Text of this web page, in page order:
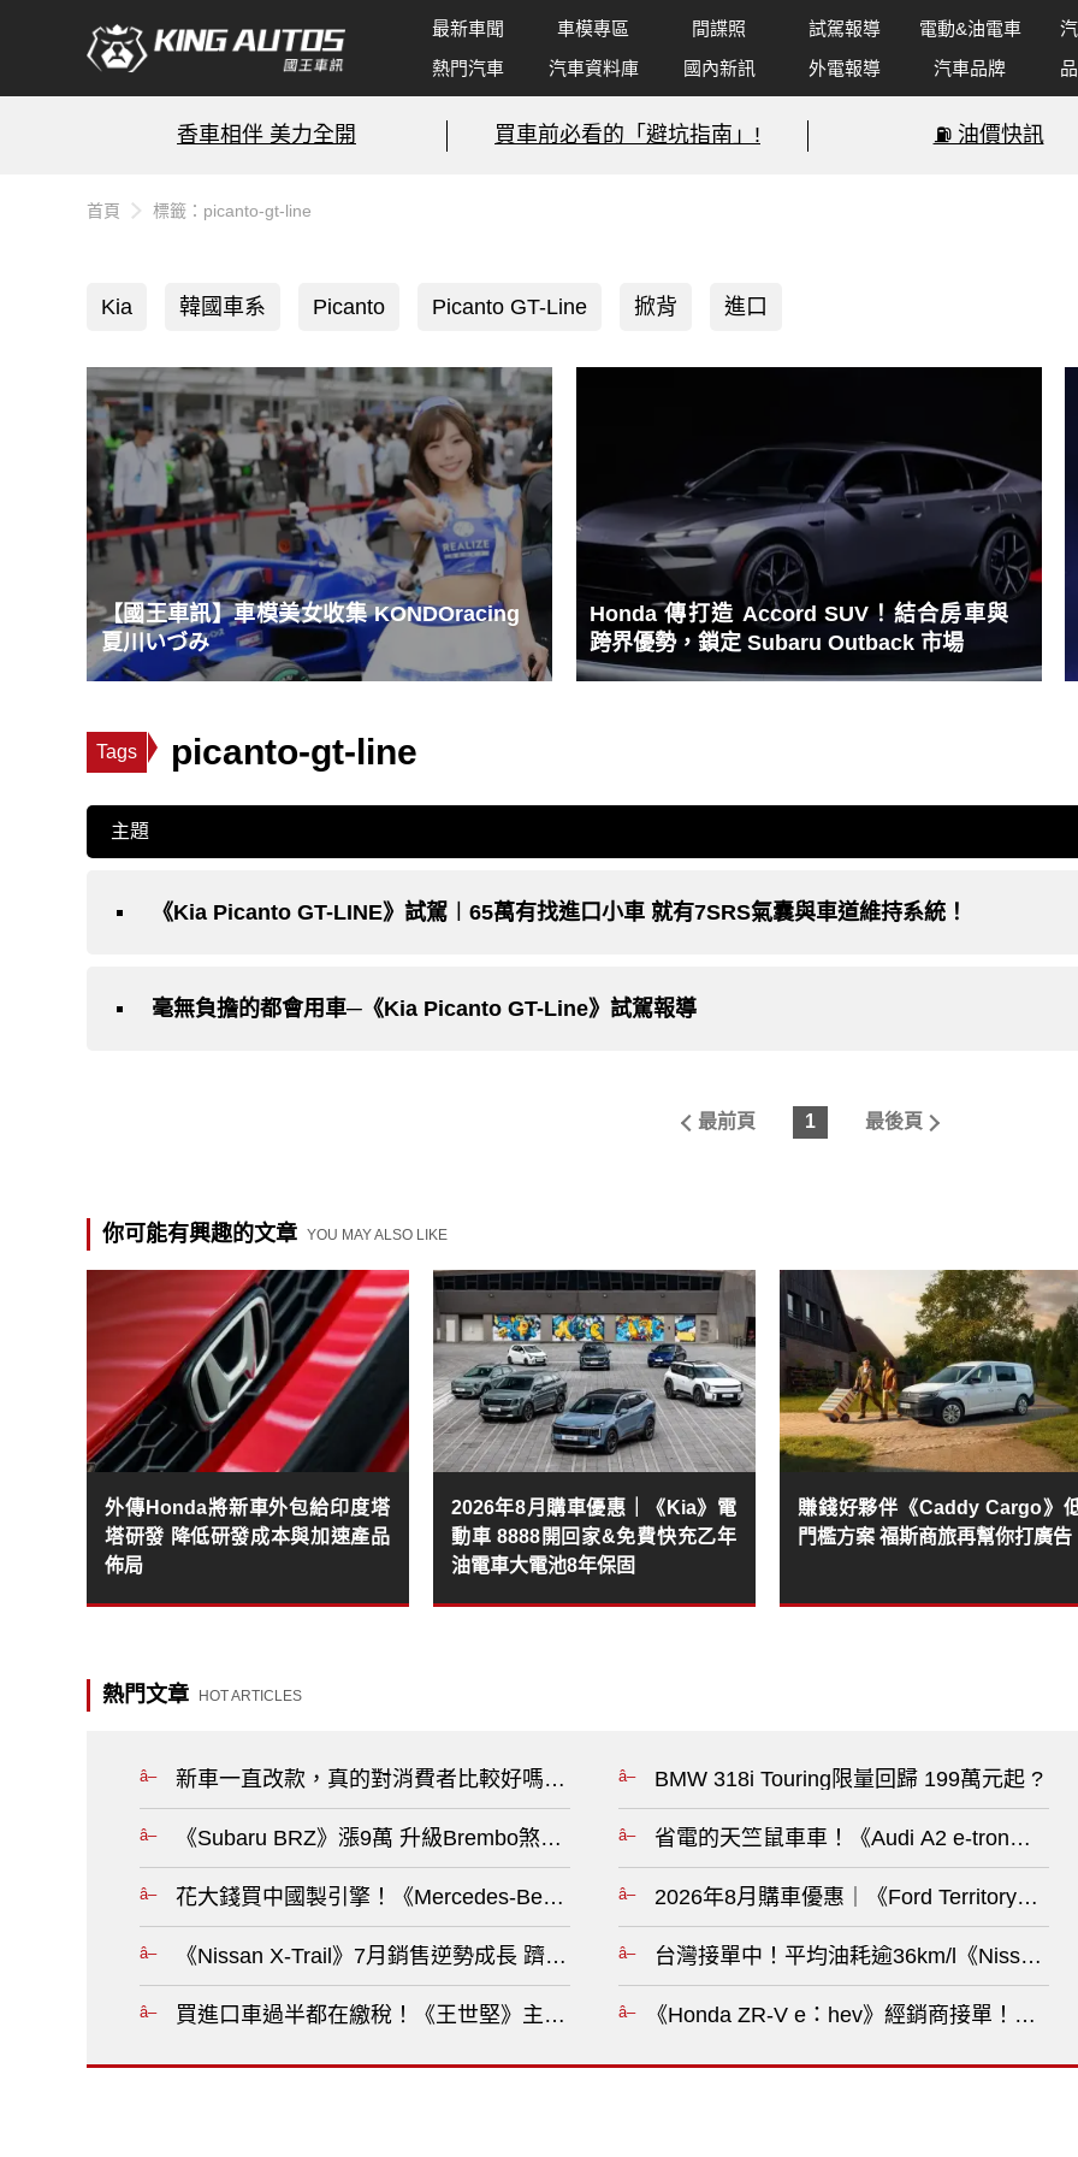
最新車聞 車模專區 間諜照 試駕報導 電動&油電車
熱門汽車
汽車資料庫 國內新訊 外電報導 汽車品牌
香車相伴 美力全開 買車前必看的「避坑指南」! ⛽️ 油價快訊
首頁 標籤：picanto-gt-line
Kia 韓國車系 Picanto Picanto GT-Line 掀背 進口
【國王車訊】車模美女收集 KONDOracing
夏川いづみ
Honda 傳打造 Accord SUV！結合房車與
跨界優勢，鎖定 Subaru Outback 市場
Tags picanto-gt-line
主題
《Kia Picanto GT-LINE》試駕︱65萬有找進口小車 就有7SRS氣囊與車道維持系統！
毫無負擔的都會用車─《Kia Picanto GT-Line》試駕報導
最前頁 1 最後頁
你可能有興趣的文章 YOU MAY ALSO LIKE
外傳Honda將新車外包給印度塔
塔研發 降低研發成本與加速產品
佈局
2026年8月購車優惠｜《Kia》電
動車 8888開回家&免費快充乙年
油電車大電池8年保固
賺錢好夥伴《Caddy Cargo》
門檻方案 福斯商旅再幫你打廣告
熱門文章 HOT ARTICLES
新車一直改款，真的對消費者比較好嗎？?
《Subaru BRZ》漲9萬 升級Brembo煞車《Outback》降13萬《Forester Hybrid》升級5年保固?
花大錢買中國製引擎！《Mercedes-Benz》德國光環消失中?
《Nissan X-Trail》7月銷售逆勢成長 躋身同級前3名 本月優惠價89.9萬元起 ?
買進口車過半都在繳稅！《王世堅》主張調降汽車關稅 給人民合理車價?
BMW 318i Touring限量回歸 199萬元起 ?
省電的天竺鼠車車！《Audi A2 e-tron》今
2026年8月購車優惠｜《Ford Territory》
台灣接單中！平均油耗逾36km/l《Nissan
《Honda ZR-V e：hev》經銷商接單！售